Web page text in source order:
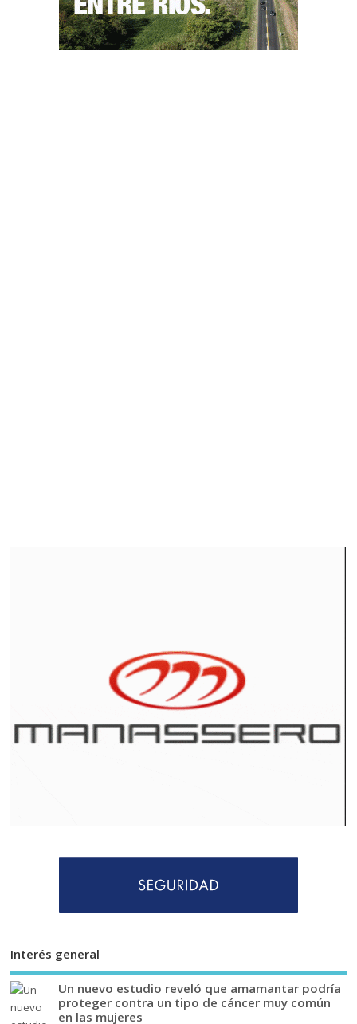
Interés general
Un nuevo estudio reveló que amamantar podría
proteger contra un tipo de cáncer muy común
en las mujeres